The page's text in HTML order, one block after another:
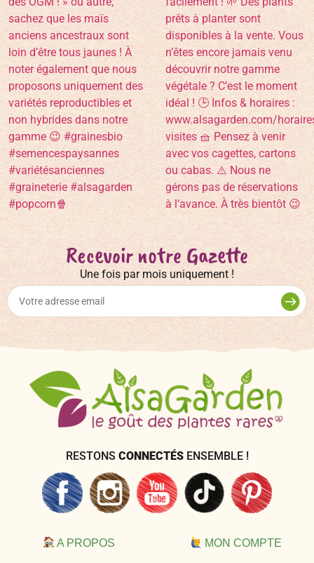
Recevoir notre Gazette
Une fois par mois uniquement !
RESTONS CONNECTÉS ENSEMBLE !
A PROPOS MON COMPTE